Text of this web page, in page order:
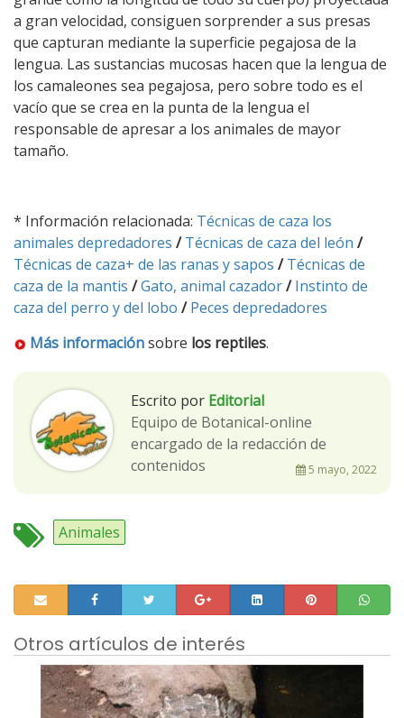
a gran velocidad, consiguen sorprender a sus presas
que capturan mediante la superficie pegajosa de la
lengua. Las sustancias mucosas hacen que la lengua de
los camaleones sea pegajosa, pero sobre todo es el
vacío que se crea en la punta de la lengua el
responsable de apresar a los animales de mayor
tamaño.
* Información relacionada: Técnicas de caza los
animales depredadores / Técnicas de caza del león /
Técnicas de caza+ de las ranas y sapos / Técnicas de
caza de la mantis /Gato, animal cazador/ Instinto de
caza del perro y del lobo / Peces depredadores
Más informaciónsobre los reptiles.
Escrito por Editorial
Equipo de Botanical-online
encargado de la redacción de
contenidos
5 mayo, 2022
Animales
Otros artículos de interés